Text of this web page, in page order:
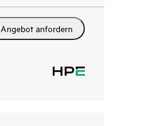
Angebot anfordern